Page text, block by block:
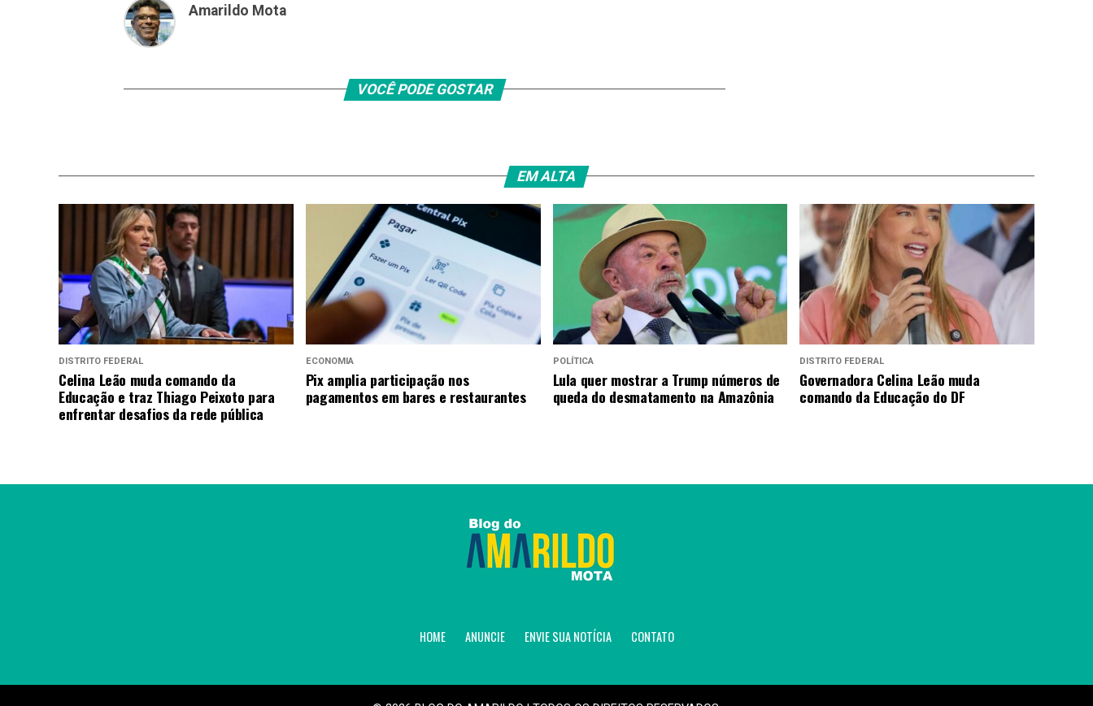
Amarildo Mota
VOCÊ PODE GOSTAR
EM ALTA
DISTRITO FEDERAL
Celina Leão muda comando da
Educação e traz Thiago Peixoto para
enfrentar desafios da rede pública
ECONOMIA
Pix amplia participação nos
pagamentos em bares e restaurantes
POLÍTICA
Lula quer mostrar a Trump números de
queda do desmatamento na Amazônia
DISTRITO FEDERAL
Governadora Celina Leão muda
comando da Educação do DF
HOME ANUNCIE ENVIE SUA NOTÍCIA CONTATO